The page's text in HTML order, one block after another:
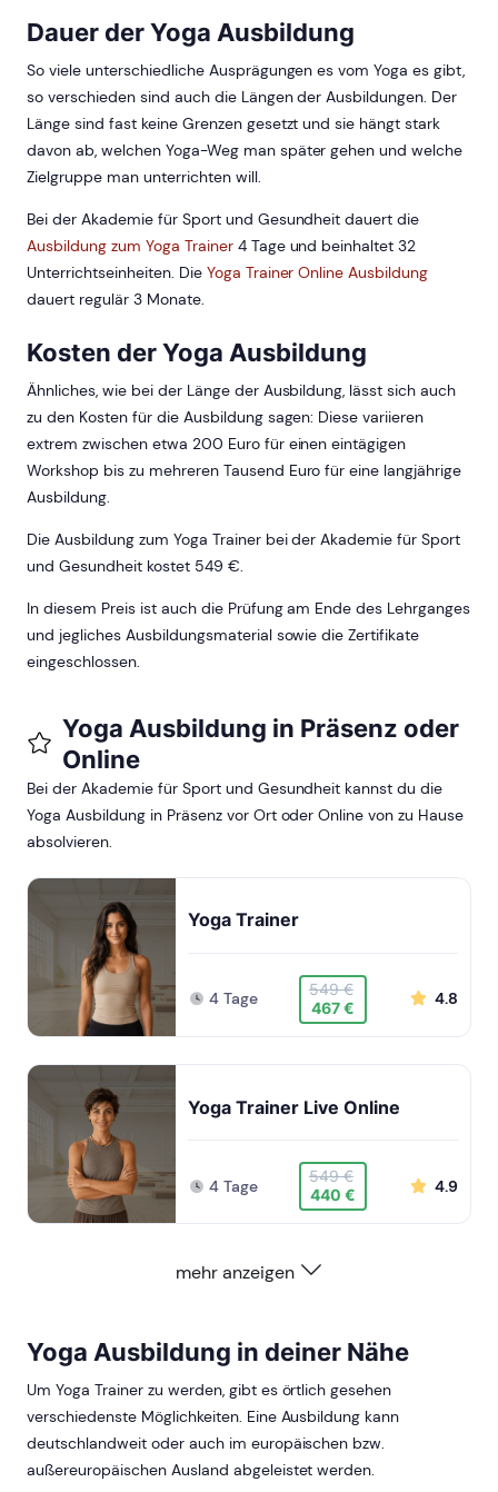
Dauer der Yoga Ausbildung
So viele unterschiedliche Ausprägungen es vom Yoga es gibt,
so verschieden sind auch die Längen der Ausbildungen. Der
Länge sind fast keine Grenzen gesetzt und sie hängt stark
davon ab, welchen Yoga-Weg man später gehen und welche
Zielgruppe man unterrichten will.
Bei der Akademie für Sport und Gesundheit dauert die
Ausbildung zum Yoga Trainer4 Tage und beinhaltet 32
Unterrichtseinheiten. Die Yoga Trainer Online Ausbildung
dauert regulär 3 Monate.
Kosten der Yoga Ausbildung
Ähnliches, wie bei der Länge der Ausbildung, lässt sich auch
zu den Kosten für die Ausbildung sagen: Diese variieren
extrem zwischen etwa 200 Euro für einen eintägigen
Workshop bis zu mehreren Tausend Euro für eine langjährige
Ausbildung.
Die Ausbildung zum Yoga Trainer bei der Akademie für Sport
und Gesundheit kostet 549 €.
In diesem Preis ist auch die Prüfung am Ende des Lehrganges
und jegliches Ausbildungsmaterial sowie die Zertifikate
eingeschlossen.
Yoga Ausbildung in Präsenz oder
Online
Bei der Akademie für Sport und Gesundheit kannst du die
Yoga Ausbildung in Präsenz vor Ort oder Online von zu Hause
absolvieren.
Yoga Trainer
4 Tage
549 €
467 €
4.8
Yoga Trainer Live Online
4 Tage
549 €
440 €
4.9
mehr anzeigen
Yoga Ausbildung in deiner Nähe
Um Yoga Trainer zu werden, gibt es örtlich gesehen
verschiedenste Möglichkeiten. Eine Ausbildung kann
deutschlandweit oder auch im europäischen bzw.
außereuropäischen Ausland abgeleistet werden.